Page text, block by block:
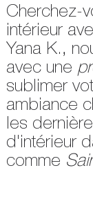
Cherchez-
intérieur
Yana K.,
avec une
sublimer
ambiance
les
d'intérieur
comme